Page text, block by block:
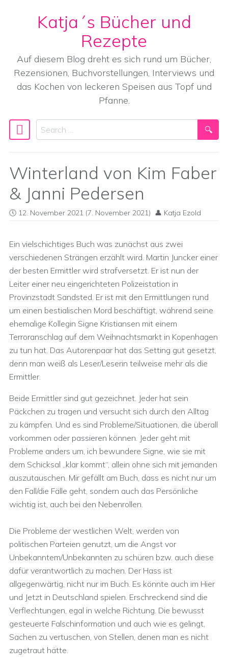
Skip to content
Katja´s Bücher und
Rezepte
Auf diesem Blog dreht es sich rund um Bücher,
Rezensionen, Buchvorstellungen, Interviews und
das Kochen von leckeren Speisen aus Topf und
Pfanne.
Main Navigation
Search
Winterland von Kim Faber
& Janni Pedersen
12. November 2021 (7. November 2021) Katja Ezold
Ein vielschichtiges Buch was zunächst aus zwei
verschiedenen Strängen erzählt wird. Martin Juncker einer
der besten Ermittler wird strafversetzt. Er ist nun der
Leiter einer neu eingerichteten Polizeistation in
Provinzstadt Sandsted. Er ist mit den Ermittlungen rund
um einen bestialischen Mord beschäftigt, während seine
ehemalige Kollegin Signe Kristiansen mit einem
Terroranschlag auf dem Weihnachtsmarkt in Kopenhagen
zu tun hat. Das Autorenpaar hat das Setting gut gesetzt,
denn man weiß als Leser/Leserin teilweise mehr als die
Ermittler.
Beide Ermittler sind gut gezeichnet. Jeder hat sein
Päckchen zu tragen und versucht sich durch den Alltag
zu kämpfen. Und es sind Probleme/Situationen, die überall
vorkommen oder passieren können. Jeder geht mit
Probleme anders um, ich bewundere Signe, wie sie mit
dem Schicksal „klar kommt“, allein ohne sich mit jemanden
auszutauschen. Mir gefällt am Buch, dass es nicht nur um
den Fall/die Fälle geht, sondern auch das Persönliche
wichtig ist, auch bei den Nebenrollen.
Die Probleme der westlichen Welt, werden von
politischen Parteien genutzt, um die Angst vor
Unbekanntem/Unbekannten zu schüren bzw. auch diese
dafür verantwortlich zu machen. Der Hass ist
allgegenwärtig, nicht nur im Buch. Es könnte auch im Hier
und Jetzt in Deutschland spielen. Erschreckend sind die
Verflechtungen, egal in welche Richtung. Die bewusst
gesteuerte Falschinformation und auch wie es gelingt,
Sachen zu vertuschen, von Stellen, denen man es nicht
zugetraut hätte.